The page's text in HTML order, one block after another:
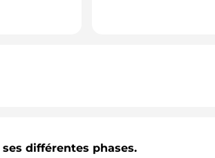
différentes phases.